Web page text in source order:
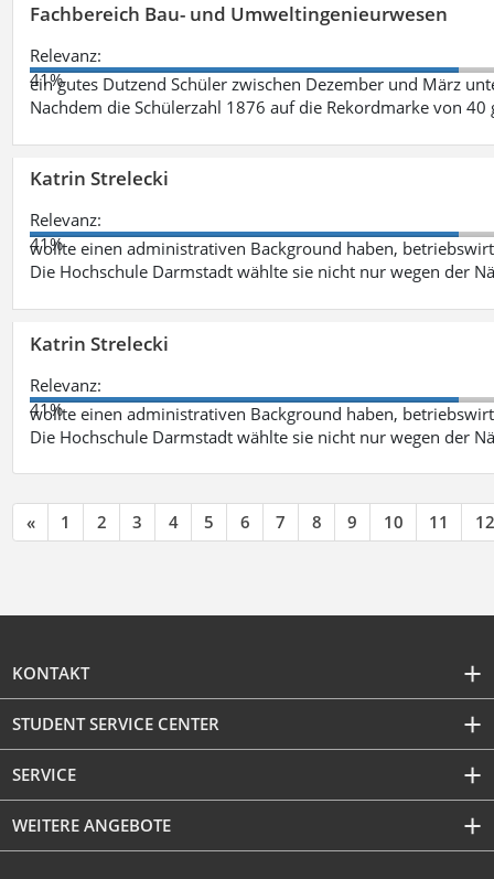
Fachbereich Bau- und Umweltingenieurwesen
Relevanz:
41%
ein gutes Dutzend Schüler zwischen Dezember und März
Nachdem die Schülerzahl 1876 auf die Rekordmarke von
Katrin Strelecki
Relevanz:
41%
wollte einen administrativen Background haben,
Die Hochschule Darmstadt wählte sie nicht nur wegen der
Katrin Strelecki
Relevanz:
41%
wollte einen administrativen Background haben,
Die Hochschule Darmstadt wählte sie nicht nur wegen der
« 1 2 3 4 5 6 7 8 9 10 11 12
KONTAKT
STUDENT SERVICE CENTER
SERVICE
WEITERE ANGEBOTE